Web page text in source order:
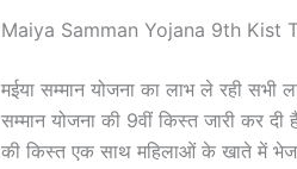
Maiya Samman Yojana 9th Kist
मईया सम्मान योजना का लाभ ले रही सभी
सम्मान योजना की 9वीं किस्त जारी कर
की किस्त एक साथ महिलाओं के खाते में